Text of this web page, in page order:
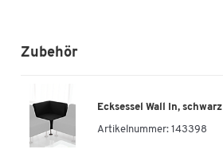
Zubehör
Ecksessel Wall In, schwarz
Artikelnummer: 143398